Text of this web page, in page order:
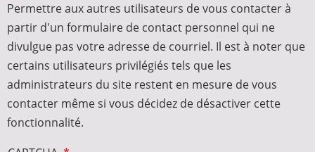
Permettre aux autres utilisateurs de vous contacter à
partir d'un formulaire de contact personnel qui ne
divulgue pas votre adresse de courriel. Il est à noter que
certains utilisateurs privilégiés tels que les
administrateurs du site restent en mesure de vous
contacter même si vous décidez de désactiver cette
fonctionnalité.